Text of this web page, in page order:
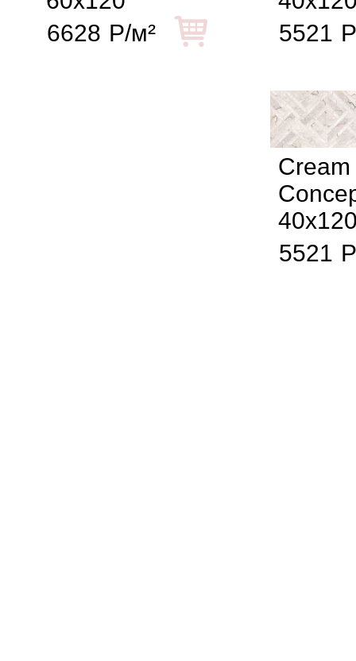
6628 Р/м²
5521
Cream
5521